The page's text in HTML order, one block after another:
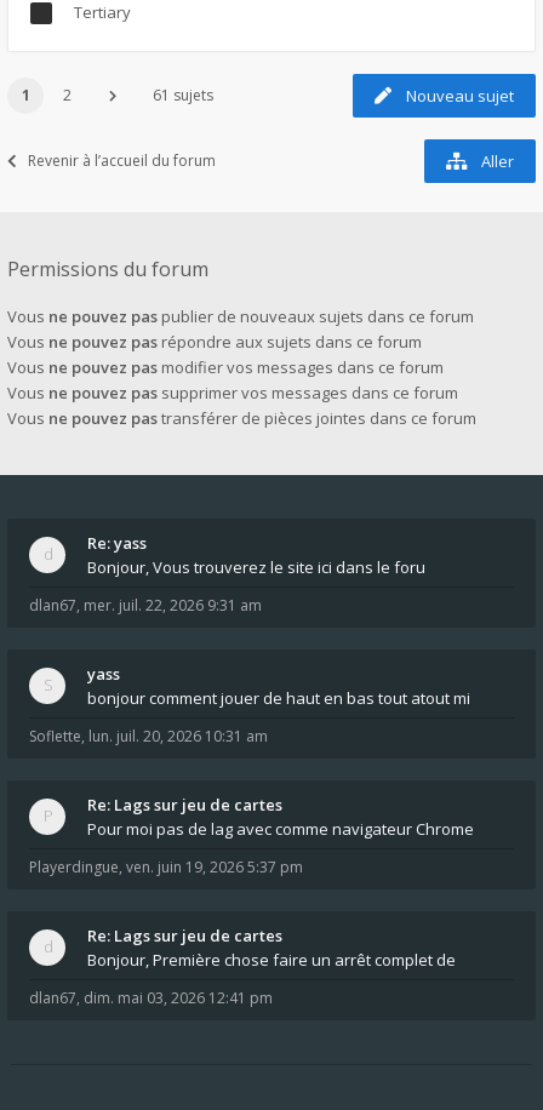
Tertiary
Nouveau sujet
1 2 61 sujets
Revenir à l’accueil du forum Aller
Permissions du forum
Vous ne pouvez pas publier de nouveaux sujets dans ce forum
Vous ne pouvez pas répondre aux sujets dans ce forum
Vous ne pouvez pas modifier vos messages dans ce forum
Vous ne pouvez pas supprimer vos messages dans ce forum
Vous ne pouvez pastransférer de pièces jointes dans ce forum
Re: yass
Bonjour, Vous trouverez le site ici dans le foru
dlan67, mer. juil. 22, 2026 9:31 am
yass
bonjour comment jouer de haut en bas tout atout mi
Soflette, lun. juil. 20, 2026 10:31 am
Re: Lags sur jeu de cartes
Pour moi pas de lag avec comme navigateur Chrome
Playerdingue, ven. juin 19, 2026 5:37 pm
Re: Lags sur jeu de cartes
Bonjour, Première chose faire un arrêt complet de
dlan67, dim. mai 03, 2026 12:41 pm